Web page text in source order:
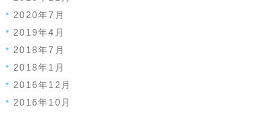
2020年7月
2019年4月
2018年7月
2018年1月
2016年12月
2016年10月